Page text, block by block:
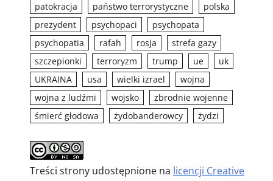
patokracja
państwo terrorystyczne
polska
prezydent
psychopaci
psychopata
psychopatia
rafah rosja
strefa gazy
szczepionki
terroryzm trump ue
uk
UKRAINA
usa wielki izrael
wojna
wojna z ludźmi
wojsko
zbrodnie wojenne
śmierć głodowa
żydobanderowcy żydzi
Treści strony udostępnione na licencji Creative